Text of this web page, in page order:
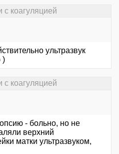
с коагуляцией
ультразвук
)
с коагуляцией
- больно, но не
верхний
матки ультразвуком,